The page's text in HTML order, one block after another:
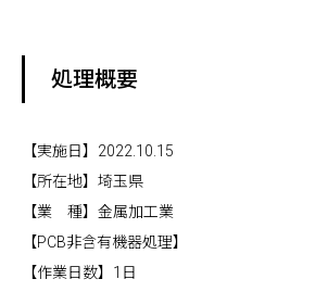
処理概要
【実施日】2022.10.15
【所在地】埼玉県
【業 種】金属加工業
【PCB非含有機器処理】
【作業日数】1日